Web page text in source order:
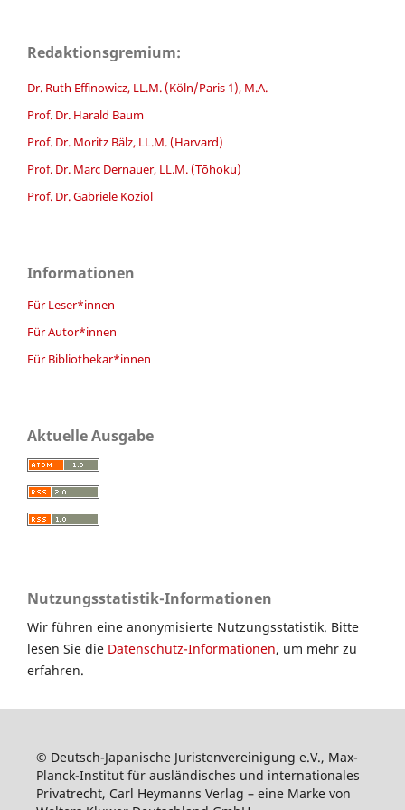
Redaktionsgremium:
Dr. Ruth Effinowicz, LL.M. (Köln/Paris 1), M.A.
Prof. Dr. Harald Baum
Prof. Dr. Moritz Bälz, LL.M. (Harvard)
Prof. Dr. Marc Dernauer, LL.M. (Tōhoku)
Prof. Dr. Gabriele Koziol
Informationen
Für Leser*innen
Für Autor*innen
Für Bibliothekar*innen
Aktuelle Ausgabe
Nutzungsstatistik-Informationen
Wir führen eine anonymisierte Nutzungsstatistik. Bitte
lesen Sie die Datenschutz-Informationen, um mehr zu
erfahren.
© Deutsch-Japanische Juristenvereinigung e.V., Max-
Planck-Institut für ausländisches und internationales
Privatrecht, Carl Heymanns Verlag – eine Marke von